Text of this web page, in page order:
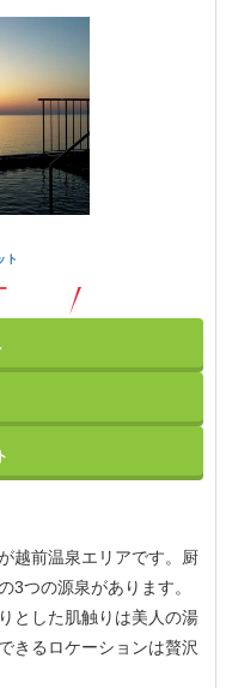
ト
越前温泉エリアです。厨
3つの源泉があります。
とした肌触りは美人の湯
きるロケーションは贅沢